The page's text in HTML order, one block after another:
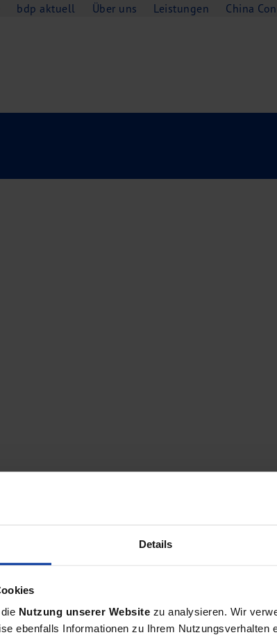
Details
Nutzung unserer Website zu analysieren. Wir
ebenfalls Informationen zu Ihrem Nutzungsverhalten
Seite beraten und betreuen wir pro Jahr über
Finanz- und Lohnbuchhaltung, Finanzierung, und
bdp aktuell Über uns Leistungen China